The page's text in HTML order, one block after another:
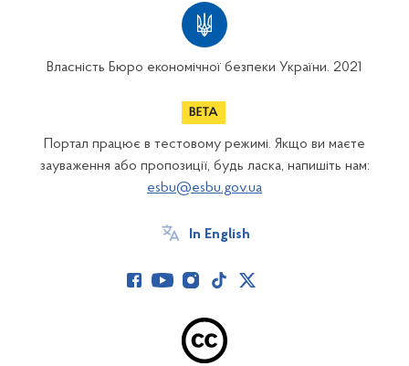
Власність Бюро економічної безпеки України. 2021
Портал працює в тестовому режимі. Якщо ви маєте
зауваження або пропозиції, будь ласка, напишіть нам:
esbu@esbu.gov.ua
In English